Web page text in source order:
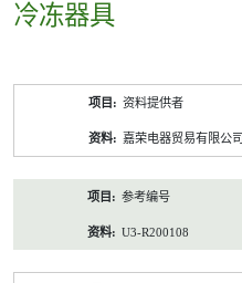
冷冻器具
资料提供者
嘉荣电器贸易有限公司
参考编号
U3-R200108